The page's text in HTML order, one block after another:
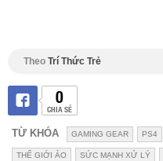
Theo Trí Thức Trẻ
0
CHIA SẺ
TỪ KHÓA GAMING GEAR PS4
THẾ GIỚI ẢO SỨC MẠNH XỬ LÝ